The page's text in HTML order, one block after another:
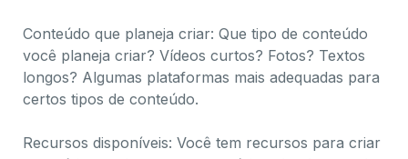
Conteúdo que planeja criar: Que tipo de conteúdo
você planeja criar? Vídeos curtos? Fotos? Textos
longos? Algumas plataformas mais adequadas para
certos tipos de conteúdo.
Recursos disponíveis: Você tem recursos para criar